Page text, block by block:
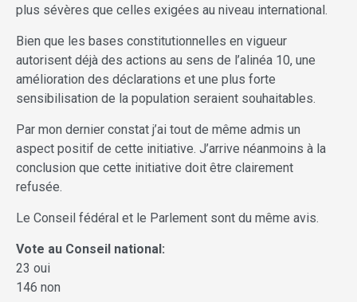
plus sévères que celles exigées au niveau international.
Bien que les bases constitutionnelles en vigueur
autorisent déjà des actions au sens de l’alinéa 10, une
amélioration des déclarations et une plus forte
sensibilisation de la population seraient souhaitables.
Par mon dernier constat j’ai tout de même admis un
aspect positif de cette initiative. J’arrive néanmoins à la
conclusion que cette initiative doit être clairement
refusée.
Le Conseil fédéral et le Parlement sont du même avis.
Vote au Conseil national:
23 oui
146 non